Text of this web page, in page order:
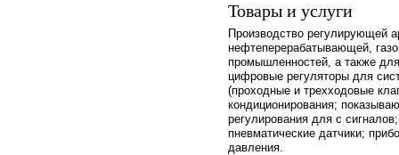
Товары и услуги
Производство регулирующей
нефтеперерабатывающей,
промышленностей, а также
цифровые регуляторы для
(проходные и трехходовые
кондиционирования;
регулирования для с
пневматические датчики;
давления.